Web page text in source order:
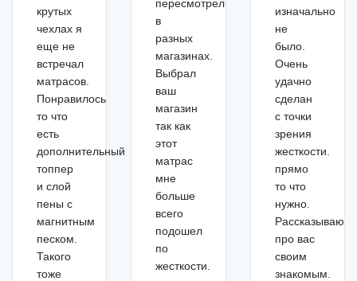
крутых
чехлах я
еще не
встречал
матрасов.
Понравилось
то что
есть
дополнительный
топпер
и слой
пены с
магнитным
песком.
Такого
тоже
пересмотрел
в
разных
магазинах.
Выбрал
ваш
магазин
так как
этот
матрас
мне
больше
всего
подошел
по
жесткости.
изначально
не
было.
Очень
удачно
сделан
с точки
зрения
жесткости.
прямо
то что
нужно.
Рассказываю
про вас
своим
знакомым.